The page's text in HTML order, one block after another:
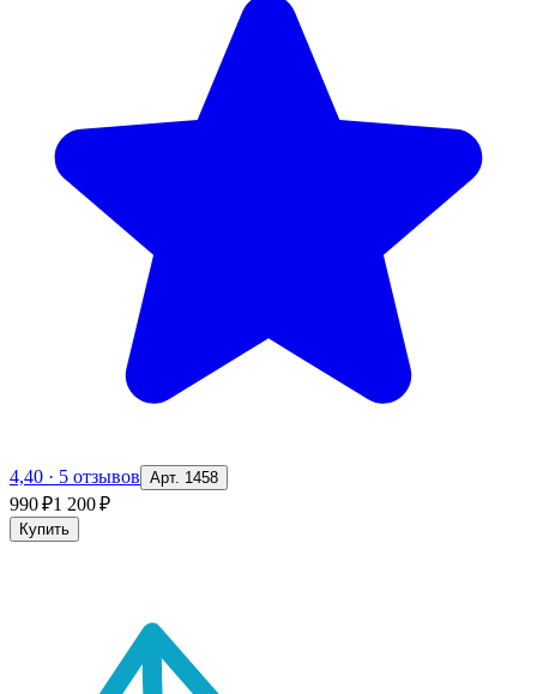
4,40 · 5 отзывов Арт. 1458
990 ₽1 200 ₽
Купить